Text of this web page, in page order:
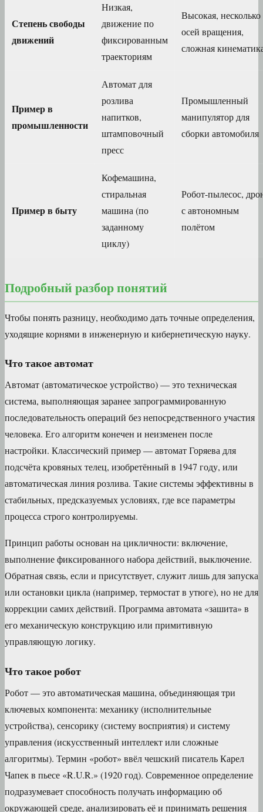
Степень свободы
движений
Низкая,
движение по
фиксированным
траекториям
Высокая, несколько
осей вращения,
сложная
Пример в
промышленности
Автомат для
розлива
напитков,
штамповочный
пресс
Промышленный
манипулятор для
сборки автомобиля
Пример в быту
Кофемашина,
стиральная
машина (по
заданному
циклу)
Робот-пылесос,
с автономным
полётом
Подробный разбор понятий
Чтобы понять разницу, необходимо дать точные определения,
уходящие корнями в инженерную и кибернетическую науку.
Что такое автомат
Автомат (автоматическое устройство) — это техническая
система, выполняющая заранее запрограммированную
последовательность операций без непосредственного участия
человека. Его алгоритм конечен и неизменен после
настройки. Классический пример — автомат Горяева для
подсчёта кровяных телец, изобретённый в 1947 году, или
автоматическая линия розлива. Такие системы эффективны в
стабильных, предсказуемых условиях, где все параметры
процесса строго контролируемы.
Принцип работы основан на цикличности: включение,
выполнение фиксированного набора действий, выключение.
Обратная связь, если и присутствует, служит лишь для запуска
или остановки цикла (например, термостат в утюге), но не для
коррекции самих действий. Программа автомата «зашита» в
его механическую конструкцию или примитивную
управляющую логику.
Что такое робот
Робот — это автоматическая машина, объединяющая три
ключевых компонента: механику (исполнительные
устройства), сенсорику (систему восприятия) и систему
управления (искусственный интеллект или сложные
алгоритмы). Термин «робот» ввёл чешский писатель Карел
Чапек в пьесе «R.U.R.» (1920 год). Современное определение
подразумевает способность получать информацию об
окружающей среде, анализировать её и принимать решения